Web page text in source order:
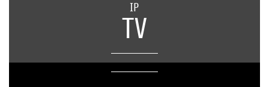
IP
TV